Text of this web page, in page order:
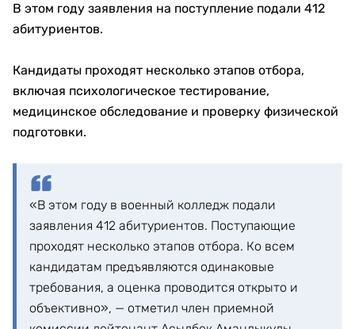
В этом году заявления на поступление подали 412
абитуриентов.
Кандидаты проходят несколько этапов отбора,
включая психологическое тестирование,
медицинское обследование и проверку физической
подготовки.
«В этом году в военный колледж подали
заявления 412 абитуриентов. Поступающие
проходят несколько этапов отбора. Ко всем
кандидатам предъявляются одинаковые
требования, а оценка проводится открыто и
объективно», — отметил член приемной